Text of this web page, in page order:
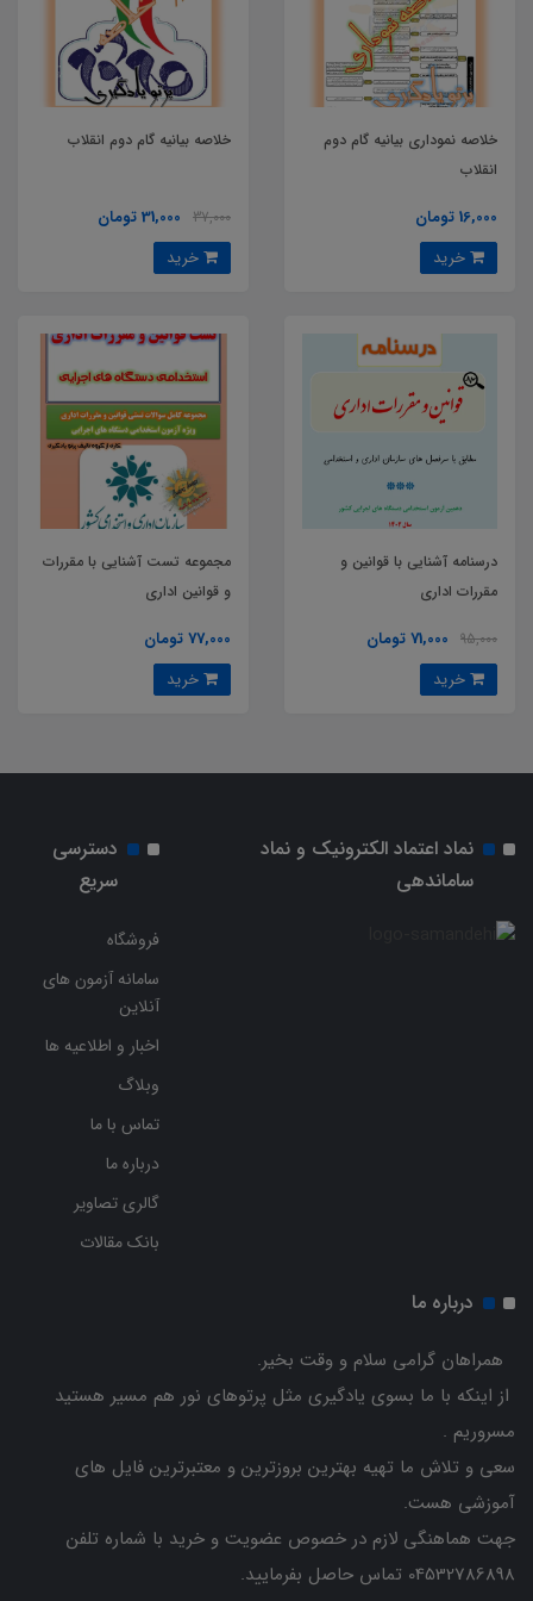
خلاصه نموداری بیانیه گام دوم
انقلاب
16,000 تومان
خلاصه بیانیه گام دوم انقلاب
37,000 31,000 تومان
درسنامه آشنایی با قوانین و
مقررات اداری
95,000 71,000 تومان
مجموعه تست آشنایی با مقررات
و قوانین اداری
77,000 تومان
نماد اعتماد الکترونیک و نماد
ساماندهی
دسترسی
سریع
فروشگاه
سامانه آزمون های
آنلاین
اخبار و اطلاعیه ها
وبلاگ
تماس با ما
درباره ما
گالری تصاویر
بانک مقالات
درباره ما
همراهان گرامی سلام و وقت بخیر.
از اینکه با ما بسوی یادگیری مثل پرتوهای نور هم مسیر هستید
مسروریم .
سعی و تلاش ما تهیه بهترین بروزترین و معتبرترین فایل های
آموزشی هست.
جهت هماهنگی لازم در خصوص عضویت و خرید با شماره تلفن
04532786898 تماس حاصل بفرمایید.